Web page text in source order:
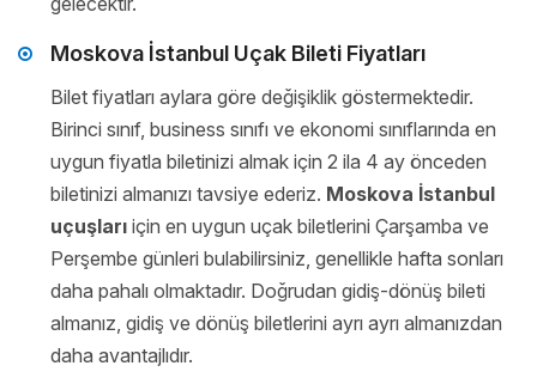
Moskova İstanbul Uçak Bileti Fiyatları
Bilet fiyatları aylara göre değişiklik göstermektedir.
Birinci sınıf, business sınıfı ve ekonomi sınıflarında en
uygun fiyatla biletinizi almak için 2 ila 4 ay önceden
biletinizi almanızı tavsiye ederiz. Moskova İstanbul
uçuşları için en uygun uçak biletlerini Çarşamba ve
Perşembe günleri bulabilirsiniz, genellikle hafta sonları
daha pahalı olmaktadır. Doğrudan gidiş-dönüş bileti
almanız, gidiş ve dönüş biletlerini ayrı ayrı almanızdan
daha avantajlıdır.